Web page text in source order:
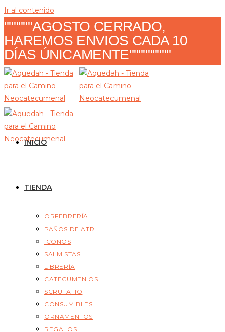
Ir al contenido
""""""AGOSTO CERRADO,
HAREMOS ENVIOS CADA 10
DÍAS ÚNICAMENTE"""""""""
INICIO
TIENDA
ORFEBRERÍA
PAÑOS DE ATRIL
ICONOS
SALMISTAS
LIBRERÍA
CATECUMENIOS
SCRUTATIO
CONSUMIBLES
ORNAMENTOS
REGALOS